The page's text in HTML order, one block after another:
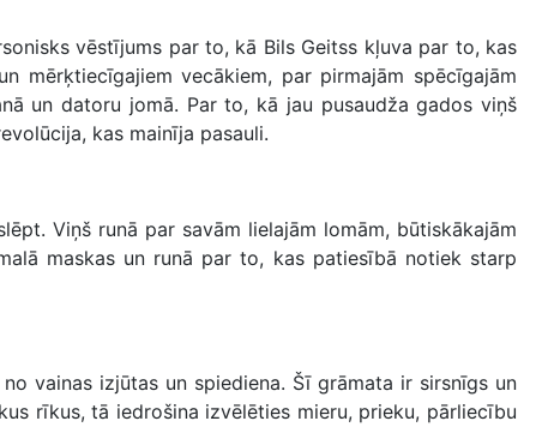
vēstījums par to, kā Bils Geitss kļuva par to, kas
mērķtiecīgajiem vecākiem, par pirmajām spēcīgajām
un datoru jomā. Par to, kā jau pusaudža gados viņš
kas mainīja pasauli.
Viņš runā par savām lielajām lomām, būtiskākajām
maskas un runā par to, kas patiesībā notiek starp
vainas izjūtas un spiediena. Šī grāmata ir sirsnīgs un
rīkus, tā iedrošina izvēlēties mieru, prieku, pārliecību